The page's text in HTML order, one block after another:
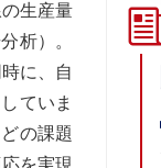
生産量
析）。
に、自
ていま
の課題